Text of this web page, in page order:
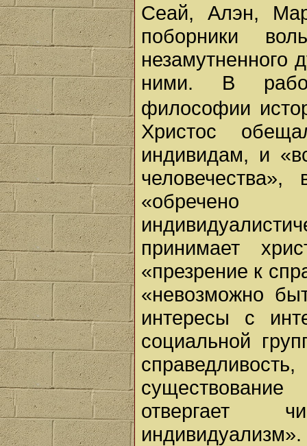
Сеай, Алэн,
поборники
незамутненного
ними. В
философии
Христос
индивидам, и
принимает
«презрение к
«невозможно
интересы с
социальной
отвергает
индивидуализм».